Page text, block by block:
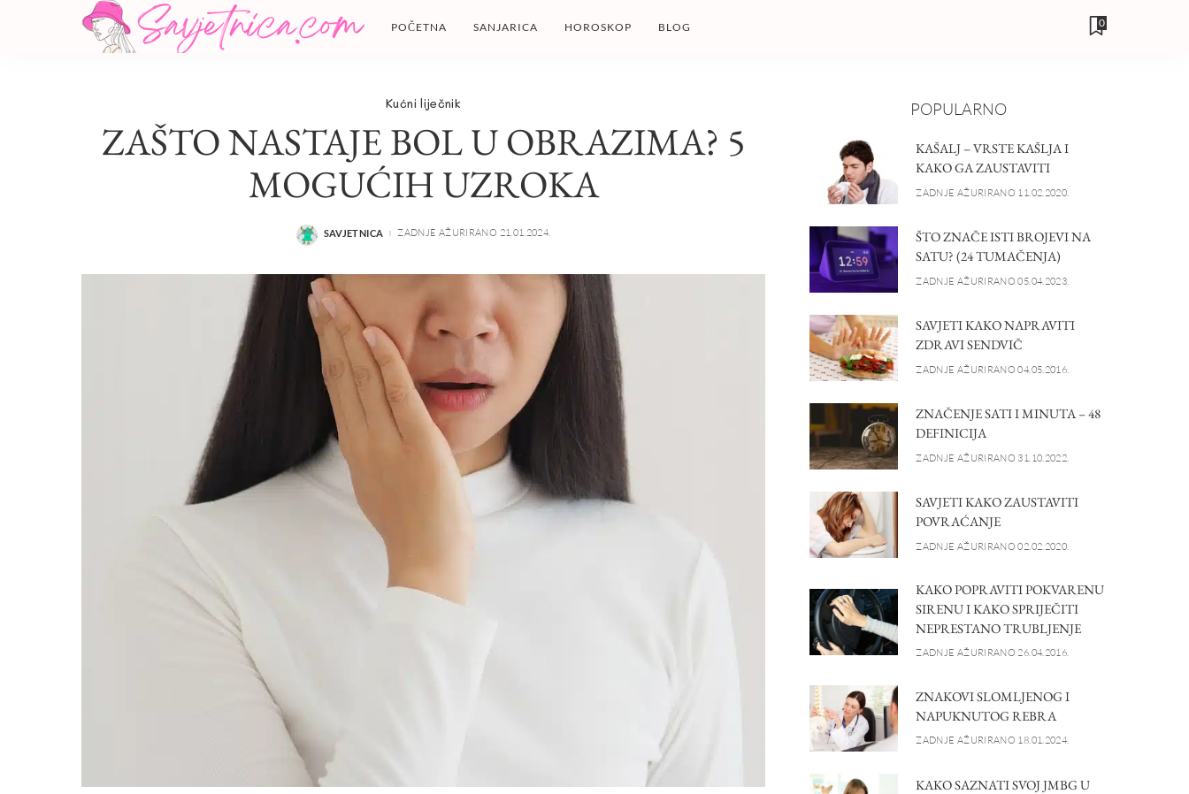
POČETNA SANJARICA HOROSKOP BLOG 0
Kućni liječnik
ZAŠTO NASTAJE BOL U OBRAZIMA? 5
MOGUĆIH UZROKA
POSTED
SAVJETNICA ZADNJE AŽURIRANO 21.01.2024.
POPULARNO
KAŠALJ – VRSTE KAŠLJA I
KAKO GA ZAUSTAVITI
ZADNJE AŽURIRANO 11.02.2020.
ŠTO ZNAČE ISTI BROJEVI NA
SATU? (24 TUMAČENJA)
ZADNJE AŽURIRANO 05.04.2023.
SAVJETI KAKO NAPRAVITI
ZDRAVI SENDVIČ
ZADNJE AŽURIRANO 04.05.2016.
ZNAČENJE SATI I MINUTA – 48
DEFINICIJA
ZADNJE AŽURIRANO 31.10.2022.
SAVJETI KAKO ZAUSTAVITI
POVRAĆANJE
ZADNJE AŽURIRANO 02.02.2020.
KAKO POPRAVITI POKVARENU
SIRENU I KAKO SPRIJEČITI
NEPRESTANO TRUBLJENJE
ZADNJE AŽURIRANO 26.04.2016.
ZNAKOVI SLOMLJENOG I
NAPUKNUTOG REBRA
ZADNJE AŽURIRANO 18.01.2024.
KAKO SAZNATI SVOJ JMBG U